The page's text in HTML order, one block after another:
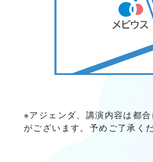
※アジェンダ、講演内容は都
がございます。予めご了承く